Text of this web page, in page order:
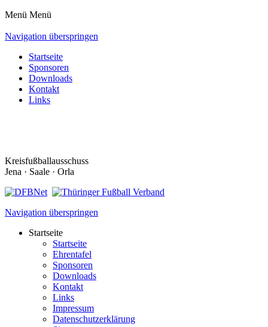
Menü Menü
Navigation überspringen
Startseite
Sponsoren
Downloads
Kontakt
Links
Kreisfußballausschuss
Jena · Saale · Orla
Navigation überspringen
Startseite
Startseite
Ehrentafel
Sponsoren
Downloads
Kontakt
Links
Impressum
Datenschutzerklärung